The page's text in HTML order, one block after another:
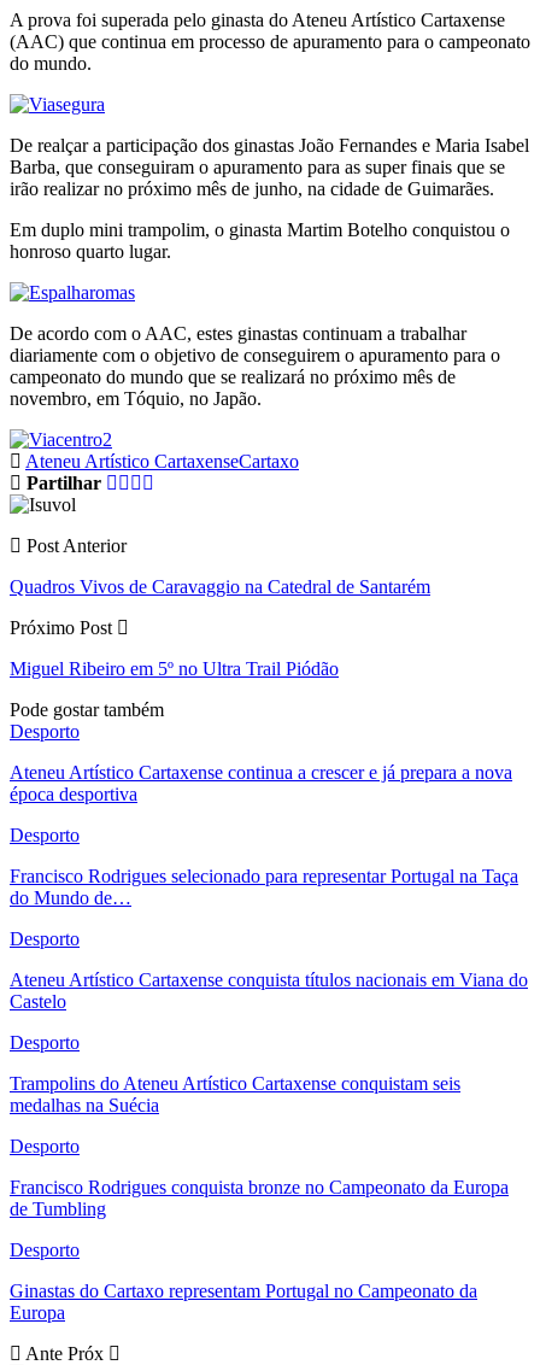
A prova foi superada pelo ginasta do Ateneu Artístico Cartaxense
(AAC) que continua em processo de apuramento para o campeonato
do mundo.
De realçar a participação dos ginastas João Fernandes e Maria Isabel
Barba, que conseguiram o apuramento para as super finais que se
irão realizar no próximo mês de junho, na cidade de Guimarães.
Em duplo mini trampolim, o ginasta Martim Botelho conquistou o
honroso quarto lugar.
De acordo com o AAC, estes ginastas continuam a trabalhar
diariamente com o objetivo de conseguirem o apuramento para o
campeonato do mundo que se realizará no próximo mês de
novembro, em Tóquio, no Japão.
Ateneu Artístico CartaxenseCartaxo
Partilhar
Post Anterior
Quadros Vivos de Caravaggio na Catedral de Santarém
Próximo Post
Miguel Ribeiro em 5º no Ultra Trail Piódão
Pode gostar também
Desporto
Ateneu Artístico Cartaxense continua a crescer e já prepara a nova
época desportiva
Desporto
Francisco Rodrigues selecionado para representar Portugal na Taça
do Mundo de…
Desporto
Ateneu Artístico Cartaxense conquista títulos nacionais em Viana do
Castelo
Desporto
Trampolins do Ateneu Artístico Cartaxense conquistam seis
medalhas na Suécia
Desporto
Francisco Rodrigues conquista bronze no Campeonato da Europa
de Tumbling
Desporto
Ginastas do Cartaxo representam Portugal no Campeonato da
Europa
Ante Próx